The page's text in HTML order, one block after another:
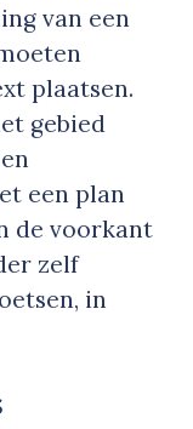
van een
plaatsen.
gebied
een plan
de voorkant
zelf
in